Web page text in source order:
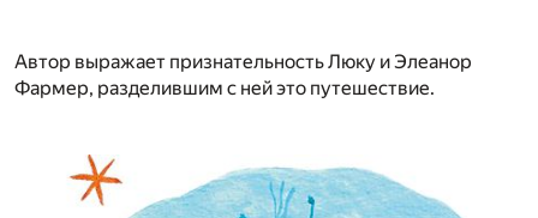
Автор выражает признательность Люку и Элеанор
Фармер, разделившим с ней это путешествие.